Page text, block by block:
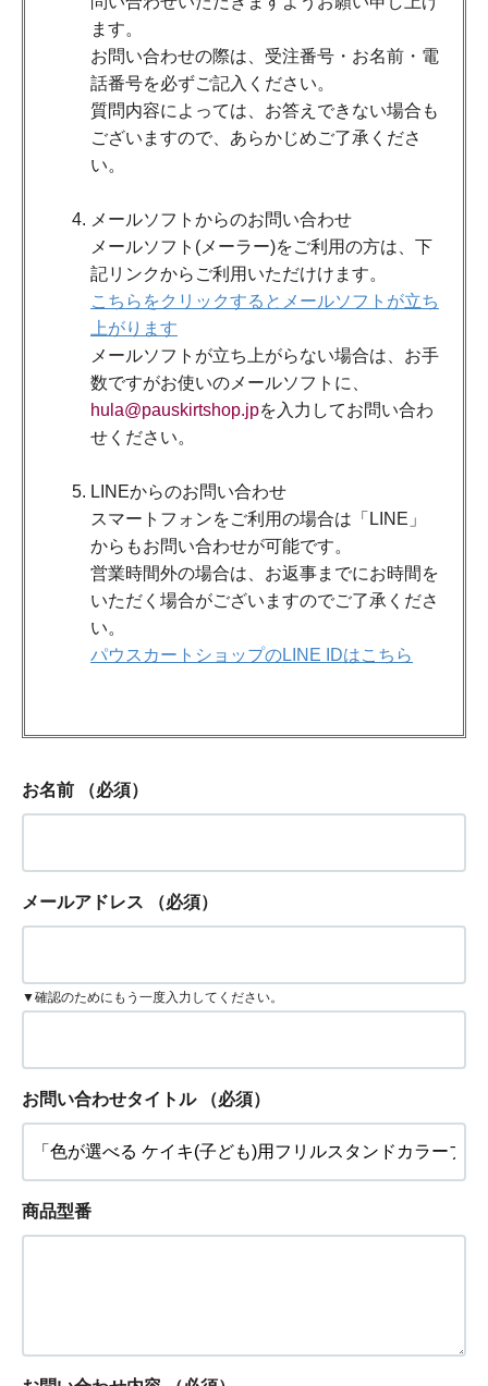
ます。
お問い合わせの際は、受注番号・お名前・電
話番号を必ずご記入ください。
質問内容によっては、お答えできない場合も
ございますので、あらかじめご了承くださ
い。
メールソフトからのお問い合わせ
メールソフト(メーラー)をご利用の方は、下
記リンクからご利用いただけけます。
こちらをクリックするとメールソフトが立ち
上がります
メールソフトが立ち上がらない場合は、お手
数ですがお使いのメールソフトに、
hula@pauskirtshop.jpを入力してお問い合わ
せください。
LINEからのお問い合わせ
スマートフォンをご利用の場合は「LINE」
からもお問い合わせが可能です。
営業時間外の場合は、お返事までにお時間を
いただく場合がございますのでご了承くださ
い。
パウスカートショップのLINE IDはこちら
お名前 （必須）
メールアドレス （必須）
▼確認のためにもう一度入力してください。
お問い合わせタイトル （必須）
商品型番